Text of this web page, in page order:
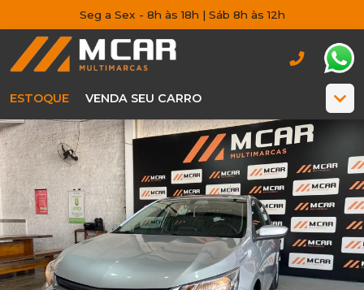
Seg a Sex - 8h às 18h | Sáb 8h às 12h
ESTOQUE VENDA SEU CARRO